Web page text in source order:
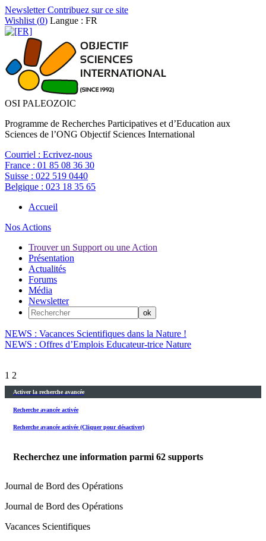
NewsletterContribuez sur ce site
Wishlist (0) Langue : FR
OSI PALEOZOIC
Programme de Recherches Participatives et d’Education aux
Sciences de l’ONG Objectif Sciences International
Courriel : Ecrivez-nous
France : 01 85 08 36 30
Suisse : 022 519 0440
Belgique : 023 18 35 65
Accueil
Nos Actions
Trouver un Support ou une Action
Présentation
Actualités
Forums
Média
Newsletter
NEWS : Vacances Scientifiques dans la Nature !
NEWS : Offres d’Emplois Educateur-trice Nature
1 2
Activer la recherche avancée
Recherche avancée activée
Recherche avancée activée (Cliquer pour désactiver)
Recherchez une information parmi 62 supports
Journal de Bord des Opérations
Journal de Bord des Opérations
Vacances Scientifiques